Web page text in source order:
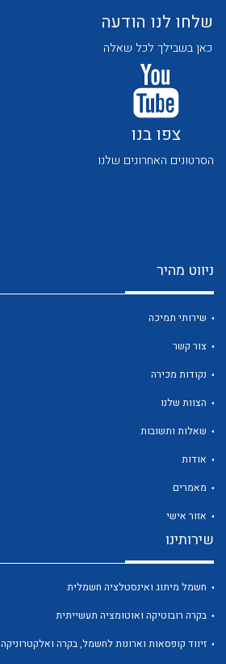
לכל מוצרי היצרן
לכל מוצרי היצרן
שלחו לנו הודעה
כאן בשבילך לכל שאלה
צפו בנו
הסרטונים האחרונים שלנו
ניווט מהיר
שירותי תמיכה
צור קשר
נקודות מכירה
הצוות שלנו
שאלות ותשובות
אודות
מאמרים
אזור אישי
שירותינו
חשמל מיתוג ואינסטלציה חשמלית
בקרה רובוטיקה ואוטומציה תעשייתית
זיווד קופסאות וארונות לחשמל, בקרה ואלקטרוניקה